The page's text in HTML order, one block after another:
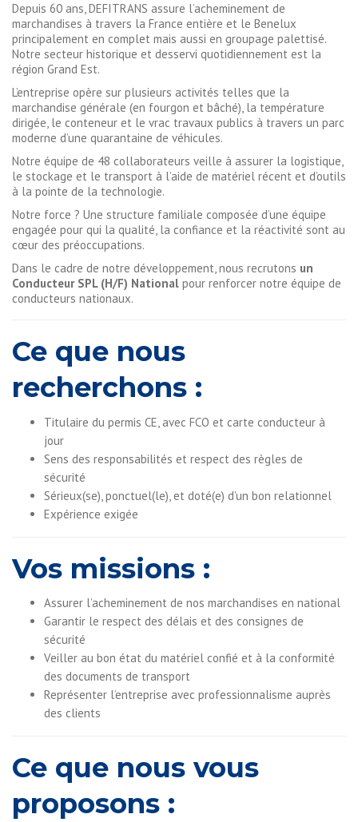
Depuis 60 ans, DEFITRANS assure l’acheminement de
marchandises à travers la France entière et le Benelux
principalement en complet mais aussi en groupage palettisé.
Notre secteur historique et desservi quotidiennement est la
région Grand Est.
L’entreprise opère sur plusieurs activités telles que la
marchandise générale (en fourgon et bâché), la température
dirigée, le conteneur et le vrac travaux publics à travers un parc
moderne d’une quarantaine de véhicules.
Notre équipe de 48 collaborateurs veille à assurer la logistique,
le stockage et le transport à l’aide de matériel récent et d’outils
à la pointe de la technologie.
Notre force ? Une structure familiale composée d’une équipe
engagée pour qui la qualité, la confiance et la réactivité sont au
cœur des préoccupations.
Dans le cadre de notre développement, nous recrutons un
Conducteur SPL (H/F) National pour renforcer notre équipe de
conducteurs nationaux.
Ce que nous
recherchons :
Titulaire du permis CE, avec FCO et carte conducteur à
jour
Sens des responsabilités et respect des règles de
sécurité
Sérieux(se), ponctuel(le), et doté(e) d’un bon relationnel
Expérience exigée
Vos missions :
Assurer l’acheminement de nos marchandises en national
Garantir le respect des délais et des consignes de
sécurité
Veiller au bon état du matériel confié et à la conformité
des documents de transport
Représenter l’entreprise avec professionnalisme auprès
des clients
Ce que nous vous
proposons :